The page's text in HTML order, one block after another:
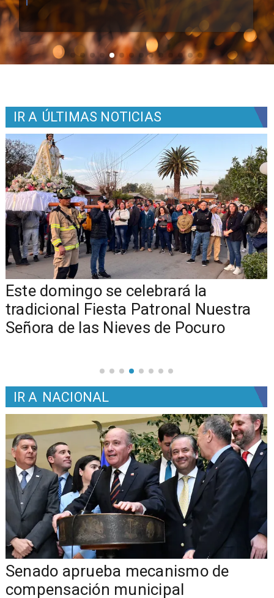
IR A ÚLTIMAS NOTICIAS
Este domingo se celebrará la
tradicional Fiesta Patronal Nuestra
Señora de las Nieves de Pocuro
IR A NACIONAL
Senado aprueba mecanismo de
compensación municipal